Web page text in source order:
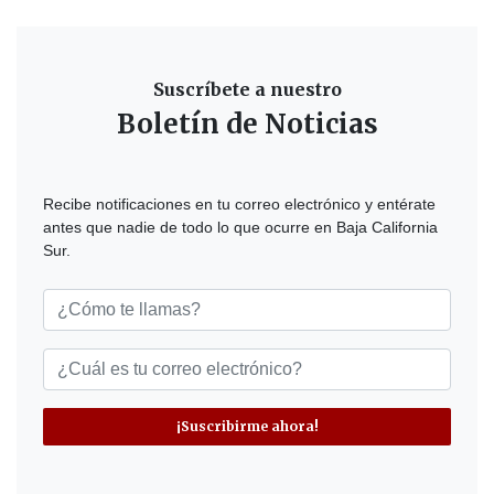
Suscríbete a nuestro
Boletín de Noticias
Recibe notificaciones en tu correo electrónico y entérate
antes que nadie de todo lo que ocurre en Baja California
Sur.
¡Suscribirme ahora!